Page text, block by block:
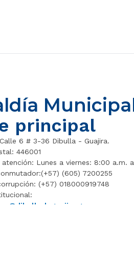
principal
6 # 3-36 Dibulla - Guajira.
446001
atención: Lunes a viernes: 8:00 a.m.
(605) 7200255
(+57) 018000919748
laguajira.gov.co